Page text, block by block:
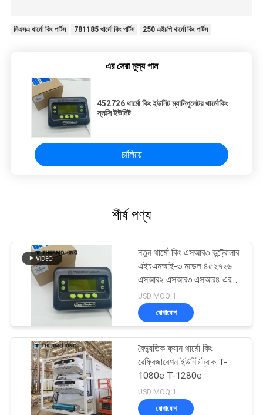
সিএসএ থার্মো কিং পার্টস 781185 থার্মো কিং পার্টস 250 এইচপি থার্মো কিং পার্টস
এর সেরা মূল্য পান
452726 থার্মো কিং ইউনিট ম্যানিপুলেটর থার্মোকিং
স্লক্সি ইউনিট
চালিয়ে
শীর্ষ পণ্য
নতুন থার্মো কিং এসআর৩ কন্ট্রোলার
এইচএমআই-৩ মডেল ৪৫২৭২৬
এসআর২ এসআর৩ এসআর৪ এর
জন্য মেরামত পরিষেবা সহ
USD MOQ:1
যোগাযোগ
বৈদ্যুতিক ফ্যান থার্মো কিং
রেফ্রিজারেশন ইউনিট ট্রাক T-
1080e T-1280e
USD MOQ:1
যোগাযোগ